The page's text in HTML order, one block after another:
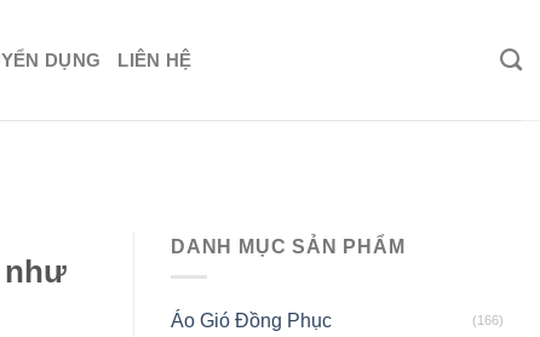
DỤNG LIÊN HỆ
như
DANH MỤC SẢN PHẨM
Áo Gió Đồng Phục (166)